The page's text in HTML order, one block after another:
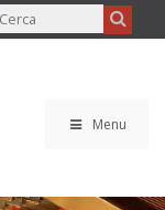
Menu